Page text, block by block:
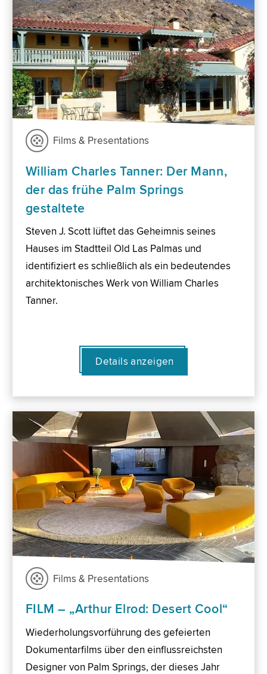
Films & Presentations
William Charles Tanner: Der Mann,
der das frühe Palm Springs
gestaltete
Steven J. Scott lüftet das Geheimnis seines
Hauses im Stadtteil Old Las Palmas und
identifiziert es schließlich als ein bedeutendes
architektonisches Werk von William Charles
Tanner.
Details anzeigen
Films & Presentations
FILM – „Arthur Elrod: Desert Cool“
Wiederholungsvorführung des gefeierten
Dokumentarfilms über den einflussreichsten
Designer von Palm Springs, der dieses Jahr